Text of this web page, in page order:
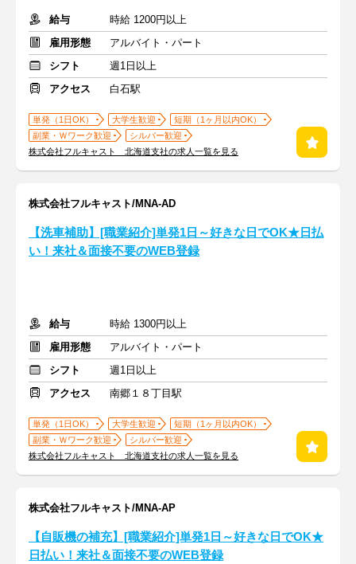
給与
時給 1200円以上
雇用形態
アルバイト・パート
シフト
週1日以上
アクセス
白石駅
単発（1日OK） 大学生歓迎
短期（1ヶ月以内OK）
副業・Ｗワーク歓迎
シルバー歓迎
株式会社フルキャスト 北海道支社の求人一覧を見る
株式会社フルキャスト/MNA-AD
【洗車補助】[職業紹介]単発1日～好きな日でOK★日払
い！来社＆面接不要のWEB登録
給与
時給 1300円以上
雇用形態
アルバイト・パート
シフト
週1日以上
アクセス
南郷１８丁目駅
単発（1日OK） 大学生歓迎
短期（1ヶ月以内OK）
副業・Ｗワーク歓迎
シルバー歓迎
株式会社フルキャスト 北海道支社の求人一覧を見る
株式会社フルキャスト/MNA-AP
【自販機の補充】[職業紹介]単発1日～好きな日でOK★
日払い！来社＆面接不要のWEB登録